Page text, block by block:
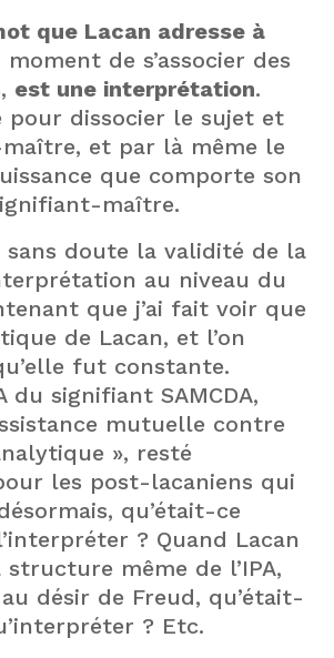
que Lacan adresse à
moment de s’associer des
est une interprétation.
pour dissocier le sujet et
et par là même le
que comporte son
maître.
sans doute la validité de la
au niveau du
que j’ai fait voir que
de Lacan, et l’on
fut constante.
du signifiant SAMCDA,
mutuelle contre
», resté
les post-lacaniens qui
qu’était-ce
? Quand Lacan
même de l’IPA,
désir de Freud, qu’était-
? Etc.